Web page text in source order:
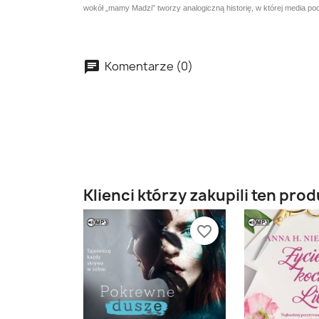
wokół „mamy Madzi” tworzy analogiczną historię, w której media
Komentarze (0)
Klienci którzy zakupili ten
favorite_border